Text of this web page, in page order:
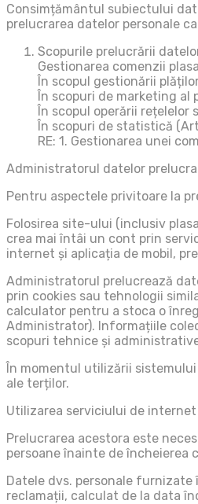
Consimțământul subiectului
prelucrarea datelor personale
Scopurile prelucrării
Gestionarea comenzii
În scopul gestionării
În scopuri de marketing al
În scopul operării rețelelor
În scopuri de statistică
RE: 1. Gestionarea unei
Administratorul datelor
Pentru aspectele privitoare la
Folosirea site-ului (inclusiv
crea mai întâi un cont prin
internet și aplicația de mobil,
Administratorul prelucrează
prin cookies sau tehnologii
calculator pentru a stoca o
Administrator). Informațiile
scopuri tehnice și
În momentul utilizării sistemului
ale terților.
Utilizarea serviciului de
Prelucrarea acestora este
persoane înainte de încheierea
Datele dvs. personale furnizate
reclamații, calculat de la data